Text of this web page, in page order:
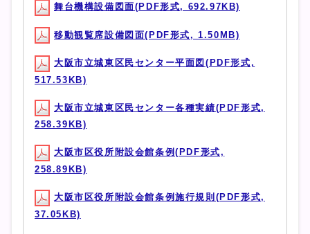
舞台機構設備図面(PDF形式, 692.97KB)
移動観覧席設備図面(PDF形式, 1.50MB)
大阪市立城東区民センター平面図(PDF形式,
517.53KB)
大阪市立城東区民センター各種実績(PDF形式,
258.39KB)
大阪市区役所附設会館条例(PDF形式,
258.89KB)
大阪市区役所附設会館条例施行規則(PDF形式,
37.05KB)